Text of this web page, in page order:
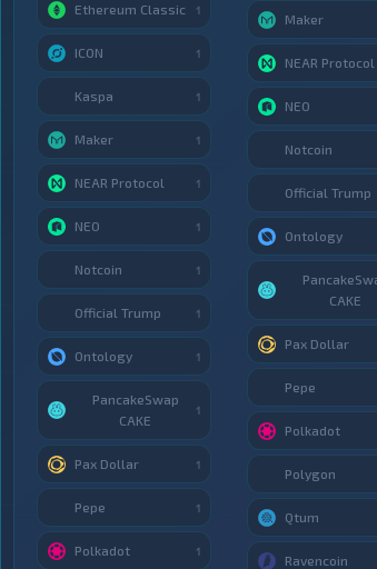
Ethereum Classic 1
ICON 1
Kaspa 1
Maker 1
NEAR Protocol 1
NEO 1
Notcoin 1
Official Trump 1
Ontology 1
PancakeSwap
CAKE
1
Pax Dollar 1
Pepe 1
Polkadot 1
Maker
NEAR Protocol
NEO
Notcoin
Official Trump
Ontology
CAKE
Pax Dollar
Pepe
Polkadot
Polygon
Qtum
Ravencoin